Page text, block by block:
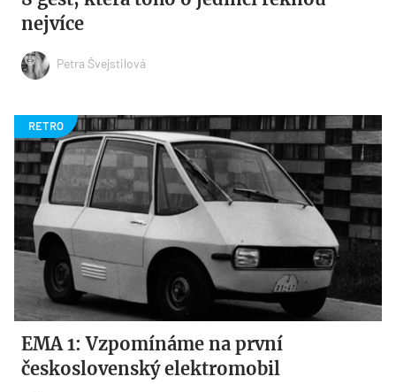
nejvíce
Petra Švejstilová
EMA 1: Vzpomínáme na první
československý elektromobil